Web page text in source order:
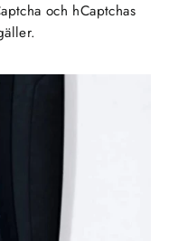
och hCaptchas